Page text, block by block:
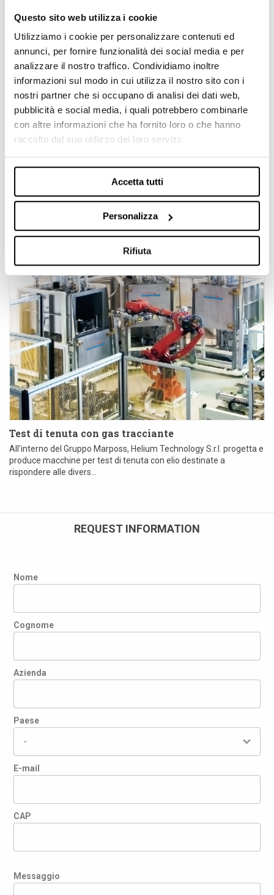
Questo sito web utilizza i cookie
Utilizziamo i cookie per personalizzare contenuti ed
annunci, per fornire funzionalità dei social media e per
analizzare il nostro traffico. Condividiamo inoltre
informazioni sul modo in cui utilizza il nostro sito con i
nostri partner che si occupano di analisi dei dati web,
pubblicità e social media, i quali potrebbero combinarle
con altre informazioni che ha fornito loro o che hanno
raccolto dal suo utilizzo dei loro servizi.
Accetta tutti
Personalizza
Rifiuta
· Settore degli elettrodomestici Condizionatori e
frigoriferi
Test di tenuta con gas tracciante
All'interno del Gruppo Marposs, Helium Technology S.r.l. progetta e
produce macchine per test di tenuta con elio destinate a
rispondere alle divers...
REQUEST INFORMATION
Nome
Cognome
Azienda
Paese
E-mail
CAP
Messaggio